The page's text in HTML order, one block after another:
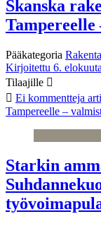
Skanska
Tampereelle
Pääkategoria
Kirjoitettu 6.
Tilaajille
Ei kommentteja
Tampereelle –
Starkin